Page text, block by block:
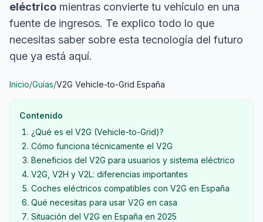
eléctrico mientras convierte tu vehículo en una
fuente de ingresos. Te explico todo lo que
necesitas saber sobre esta tecnología del futuro
que ya está aquí.
Inicio/Guías/V2G Vehicle-to-Grid España
Contenido
¿Qué es el V2G (Vehicle-to-Grid)?
Cómo funciona técnicamente el V2G
Beneficios del V2G para usuarios y sistema eléctrico
V2G, V2H y V2L: diferencias importantes
Coches eléctricos compatibles con V2G en España
Qué necesitas para usar V2G en casa
Situación del V2G en España en 2025